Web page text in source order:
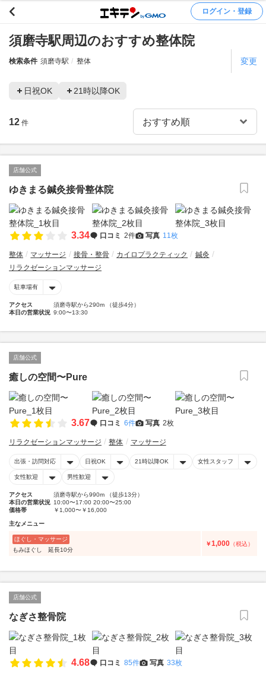
ログイン・登録
須磨寺駅周辺のおすすめ整体院
検索条件 須磨寺駅 整体 変更
日祝OK 21時以降OK
12 件
店舗公式
ゆきまる鍼灸接骨整体院
3.34 口コミ 2件 写真 11枚
整体 マッサージ 接骨・整骨 カイロプラクティック
鍼灸
リラクゼーションマッサージ
駐車場有
アクセス
須磨寺駅から290m （徒歩4分）
本日の営業状況 9:00〜13:30
店舗公式
癒しの空間〜Pure
3.67 口コミ 6件 写真 2枚
リラクゼーションマッサージ 整体 マッサージ
出張・訪問対応 日祝OK 21時以降OK 女性スタッフ
女性歓迎 男性歓迎
アクセス
須磨寺駅から990m （徒歩13分）
本日の営業状況 10:00〜17:00 20:00〜25:00
価格帯
￥1,000〜￥16,000
主なメニュー
ほぐし・マッサージ
もみほぐし 延長10分
￥1,000 （税込）
店舗公式
なぎさ整骨院
4.68 口コミ 85件 写真 33枚